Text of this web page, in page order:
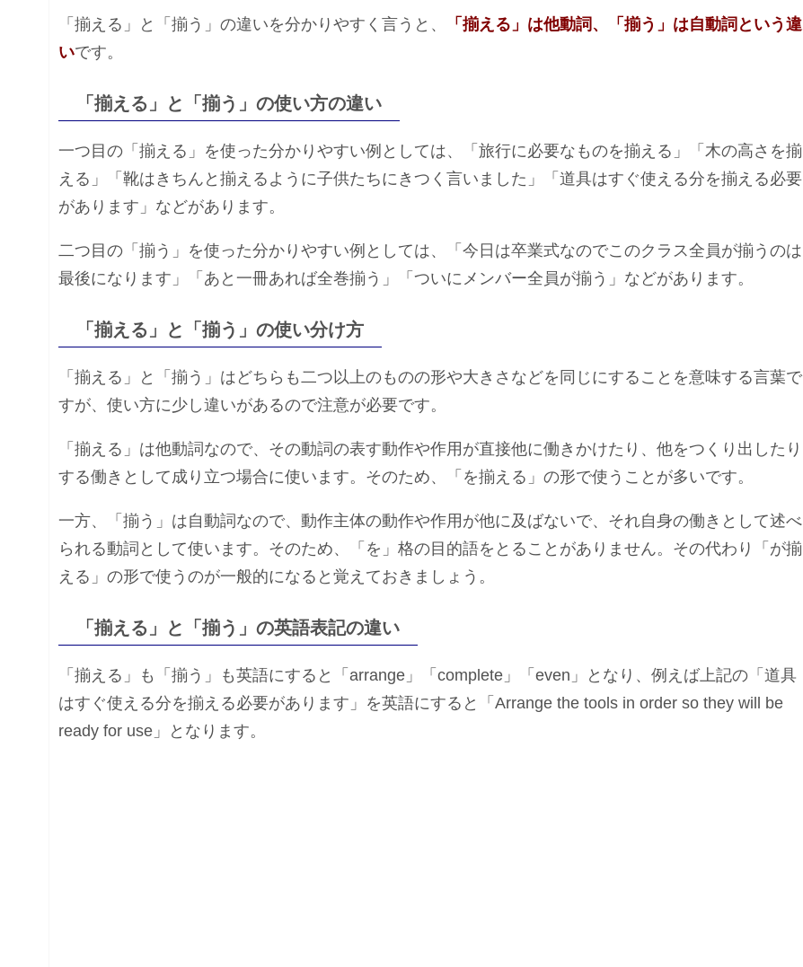
「揃える」と「揃う」の違いを分かりやすく言うと、
「揃える」は他動詞、「揃う」は自動詞という違
いです。
「揃える」と「揃う」の使い方の違い
一つ目の「揃える」を使った分かりやすい例としては、「旅行に必要なものを揃える」「木の高さを揃
える」「靴はきちんと揃えるように子供たちにきつく言いました」「道具はすぐ使える分を揃える必要
があります」などがあります。
二つ目の「揃う」を使った分かりやすい例としては、「今日は卒業式なのでこのクラス全員が揃うのは
最後になります」「あと一冊あれば全巻揃う」「ついにメンバー全員が揃う」などがあります。
「揃える」と「揃う」の使い分け方
「揃える」と「揃う」はどちらも二つ以上のものの形や大きさなどを同じにすることを意味する言葉で
すが、使い方に少し違いがあるので注意が必要です。
「揃える」は他動詞なので、その動詞の表す動作や作用が直接他に働きかけたり、他をつくり出したり
する働きとして成り立つ場合に使います。そのため、「を揃える」の形で使うことが多いです。
一方、「揃う」は自動詞なので、動作主体の動作や作用が他に及ばないで、それ自身の働きとして述べ
られる動詞として使います。そのため、「を」格の目的語をとることがありません。その代わり「が揃
える」の形で使うのが一般的になると覚えておきましょう。
「揃える」と「揃う」の英語表記の違い
「揃える」も「揃う」も英語にすると「arrange」「complete」「even」となり、例えば上記の「道具
はすぐ使える分を揃える必要があります」を英語にすると「Arrange the tools in order so they will be
ready for use」となります。